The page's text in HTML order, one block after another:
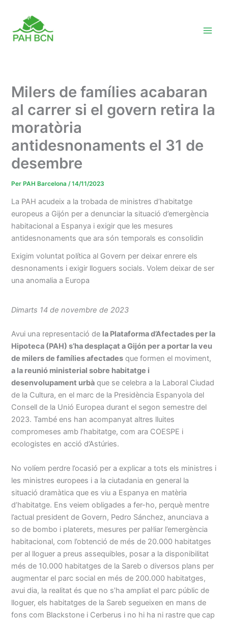
contingut
Milers de famílies acabaran
al carrer si el govern retira la
moratòria
antidesnonaments el 31 de
desembre
Per PAH Barcelona/14/11/2023
La PAH acudeix a la trobada de ministres d’habitatge
europeus a Gijón per a denunciar la situació d’emergència
habitacional a Espanya i exigir que les mesures
antidesnonaments que ara són temporals es consolidin
Exigim voluntat política al Govern per deixar enrere els
desnonaments i exigir lloguers socials. Volem deixar de ser
una anomalia a Europa
Dimarts 14 de novembre de 2023
Avui una representació de la Plataforma d’Afectades per la
Hipoteca (PAH) s’ha desplaçat a Gijón per a portar la veu
de milers de famílies afectades que formen el moviment,
a la reunió ministerial sobre habitatge i
desenvolupament urbà que se celebra a la Laboral Ciudad
de la Cultura, en el marc de la Presidència Espanyola del
Consell de la Unió Europea durant el segon semestre del
2023. També ens han acompanyat altres lluites
compromeses amb l’habitatge, com ara COESPE i
ecologistes en acció d’Astúries.
No volíem perdre l’ocasió per a explicar a tots els ministres i
les ministres europees i a la ciutadania en general la
situació dramàtica que es viu a Espanya en matèria
d’habitatge. Ens veiem obligades a fer-ho, perquè mentre
l’actual president de Govern, Pedro Sánchez, anunciava a
so de bombo i platerets, mesures per pal·liar l’emergència
habitacional, com l’obtenció de més de 20.000 habitatges
per al lloguer a preus assequibles, posar a la disponibilitat
més de 10.000 habitatges de la Sareb o diversos plans per
augmentar el parc social en més de 200.000 habitatges,
avui dia, la realitat és que no s’ha ampliat el parc públic de
lloguer, els habitatges de la Sareb segueixen en mans de
fons com Blackstone i Cerberus i no hi ha ni rastre que cap